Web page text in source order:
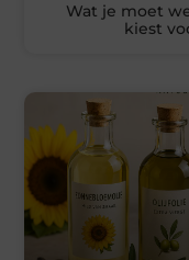
Wat je moet
kiest